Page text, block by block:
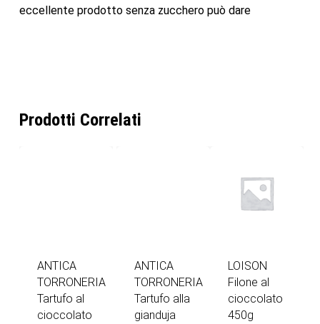
eccellente prodotto senza zucchero può dare
Prodotti Correlati
ANTICA
TORRONERIA
Tartufo al
cioccolato
ANTICA
TORRONERIA
Tartufo alla
gianduja
LOISON
Filone al
cioccolato
450g